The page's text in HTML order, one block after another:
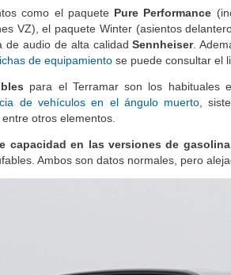
como el paquetePure Performance
VZ), el paquete Winter (asientos
de audio de alta calidadSennheiser.
para el Terramar son los habituales
de vehículos en el ángulo muerto
capacidad en las versiones de